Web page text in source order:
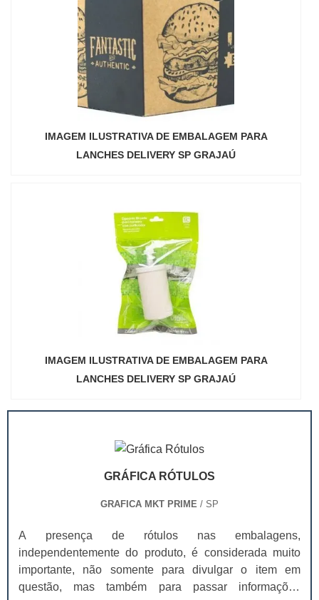
IMAGEM ILUSTRATIVA DE EMBALAGEM PARA
LANCHES DELIVERY SP GRAJAÚ
IMAGEM ILUSTRATIVA DE EMBALAGEM PARA
LANCHES DELIVERY SP GRAJAÚ
GRÁFICA RÓTULOS
GRAFICA MKT PRIME / SP
A presença de rótulos nas embalagens,
independentemente do produto, é considerada muito
importante, não somente para divulgar o item em
questão, mas também para passar informações